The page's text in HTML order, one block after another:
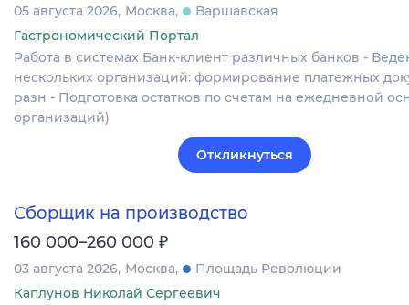
05 августа 2026 Москва
Варшавская
Гастрономический Портал
Работа в системах Банк-клиент различных банков -
нескольких организаций: формирование платежных
разн - Подготовка остатков по счетам на ежедневной
организаций)
Откликнуться
Сборщик на производство
160 000–260 000 ₽
03 августа 2026 Москва
Площадь Революции
Каплунов Николай Сергеевич